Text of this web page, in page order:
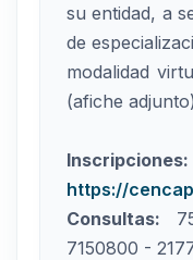
su entidad, a
de
modalidad
(afiche
Inscripciones:
https://
Consultas:
7150800 -